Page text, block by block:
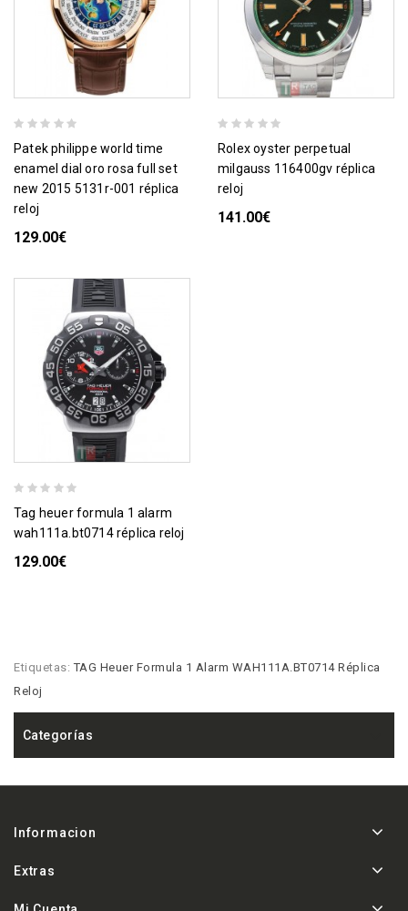
patek philippe world time
enamel dial oro rosa full set
new 2015 5131r-001 réplica
reloj
129.00€
rolex oyster perpetual
milgauss 116400gv réplica
reloj
141.00€
tag heuer formula 1 alarm
wah111a.bt0714 réplica reloj
129.00€
Etiquetas:TAG Heuer Formula 1 Alarm WAH111A.BT0714 Réplica
Reloj
Categorías
Informacion
Extras